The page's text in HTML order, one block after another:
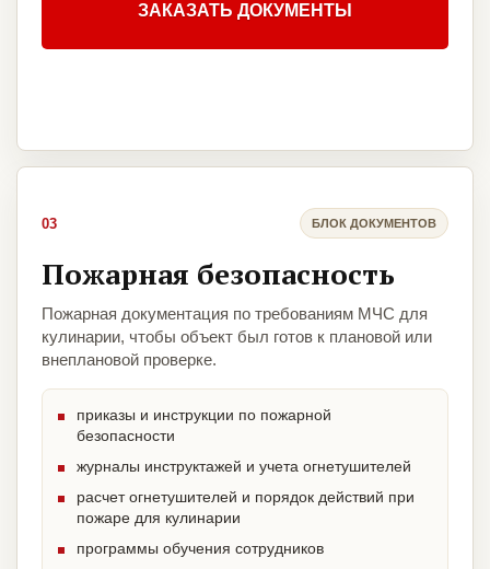
ЗАКАЗАТЬ ДОКУМЕНТЫ
03 БЛОК ДОКУМЕНТОВ
Пожарная безопасность
Пожарная документация по требованиям МЧС для
кулинарии, чтобы объект был готов к плановой или
внеплановой проверке.
приказы и инструкции по пожарной
безопасности
журналы инструктажей и учета огнетушителей
расчет огнетушителей и порядок действий при
пожаре для кулинарии
программы обучения сотрудников